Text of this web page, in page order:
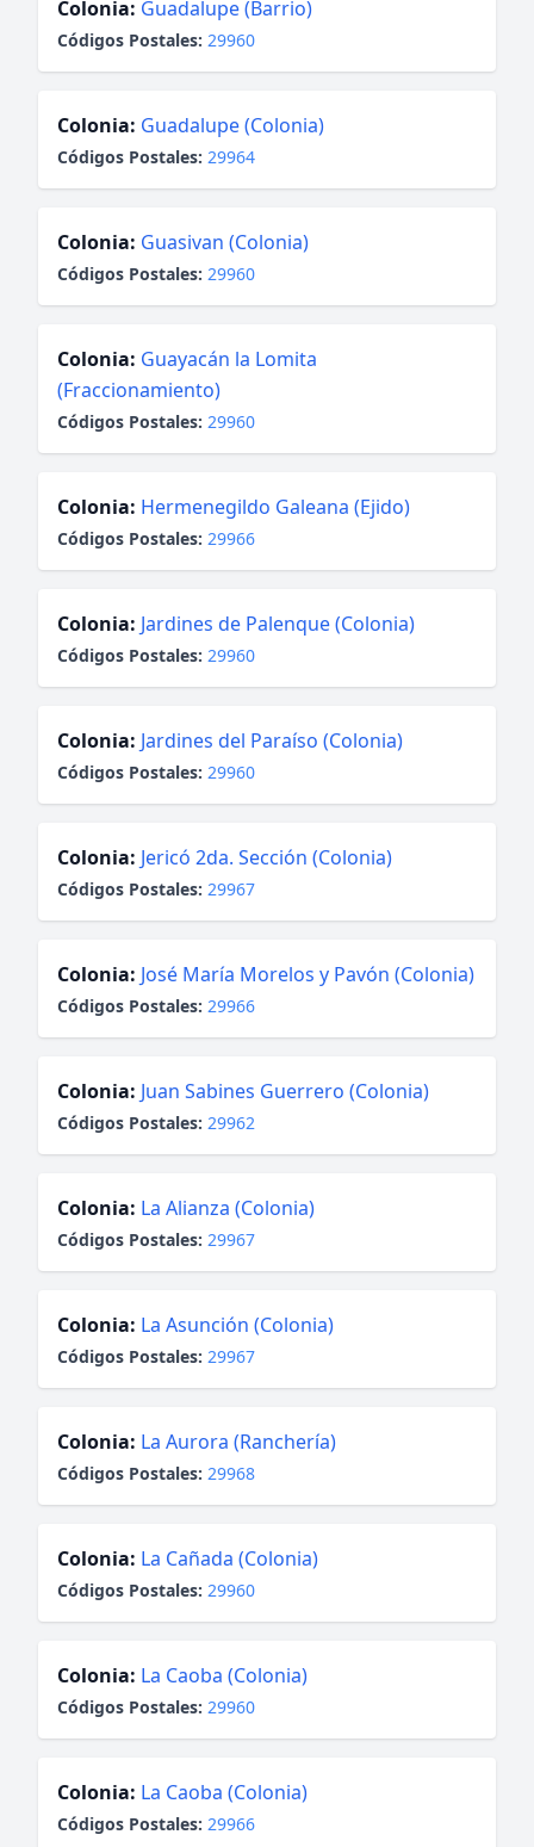
Colonia: Guadalupe (Barrio)
Códigos Postales: 29960
Colonia: Guadalupe (Colonia)
Códigos Postales: 29964
Colonia: Guasivan (Colonia)
Códigos Postales: 29960
Colonia: Guayacán la Lomita
(Fraccionamiento)
Códigos Postales: 29960
Colonia: Hermenegildo Galeana (Ejido)
Códigos Postales: 29966
Colonia: Jardines de Palenque (Colonia)
Códigos Postales: 29960
Colonia: Jardines del Paraíso (Colonia)
Códigos Postales: 29960
Colonia: Jericó 2da. Sección (Colonia)
Códigos Postales: 29967
Colonia: José María Morelos y Pavón (Colonia)
Códigos Postales: 29966
Colonia: Juan Sabines Guerrero (Colonia)
Códigos Postales: 29962
Colonia: La Alianza (Colonia)
Códigos Postales: 29967
Colonia: La Asunción (Colonia)
Códigos Postales: 29967
Colonia: La Aurora (Ranchería)
Códigos Postales: 29968
Colonia: La Cañada (Colonia)
Códigos Postales: 29960
Colonia: La Caoba (Colonia)
Códigos Postales: 29960
Colonia: La Caoba (Colonia)
Códigos Postales: 29966